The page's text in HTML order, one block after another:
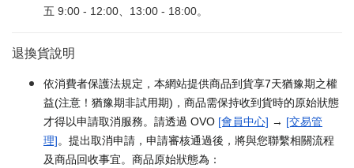
五 9:00 - 12:00、13:00 - 18:00。
退換貨說明
依消費者保護法規定，本網站提供商品到貨享7天猶豫期之權
益(注意！猶豫期非試用期)，商品需保持收到貨時的原始狀態
才得以申請取消服務。請透過 OVO [會員中心] → [交易管
理]。提出取消申請，申請審核通過後，將與您聯繫相關流程
及商品回收事宜。商品原始狀態為：